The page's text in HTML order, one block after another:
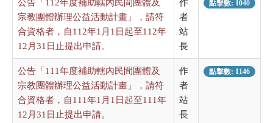
公告「112年度補助轄內民間團體及
宗教團體辦理公益活動計畫」，請符
合資格者，自112年1月1日起至112年
12月31日止提出申請。
作
者
站
長
點擊數: 1040
公告「111年度補助轄內民間團體及
宗教團體辦理公益活動計畫」，請符
合資格者，自111年1月1日起至111年
12月31日止提出申請。
作
者
站
長
點擊數: 1146